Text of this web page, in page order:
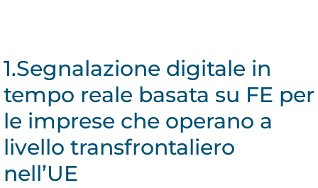
1.Segnalazione digitale in
tempo reale basata su FE per
le imprese che operano a
livello transfrontaliero
nell’UE